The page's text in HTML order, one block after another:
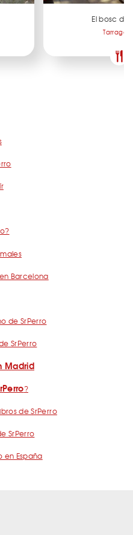
El bosc
Barcelona
de SrPerro
SrPerro
Madrid
?
de SrPerro
SrPerro
en España